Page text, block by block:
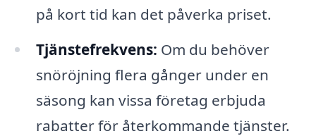
på kort tid kan det påverka priset.
Tjänstefrekvens: Om du behöver
snöröjning flera gånger under en
säsong kan vissa företag erbjuda
rabatter för återkommande tjänster.